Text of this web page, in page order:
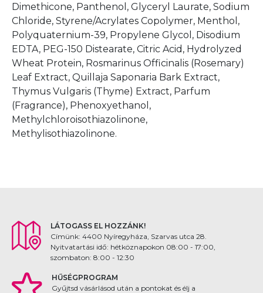
Dimethicone, Panthenol, Glyceryl Laurate, Sodium
Chloride, Styrene/Acrylates Copolymer, Menthol,
Polyquaternium-39, Propylene Glycol, Disodium
EDTA, PEG-150 Distearate, Citric Acid, Hydrolyzed
Wheat Protein, Rosmarinus Officinalis (Rosemary)
Leaf Extract, Quillaja Saponaria Bark Extract,
Thymus Vulgaris (Thyme) Extract, Parfum
(Fragrance), Phenoxyethanol,
Methylchloroisothiazolinone,
Methylisothiazolinone.
LÁTOGASS EL HOZZÁNK!
Címünk: 4400 Nyíregyháza, Szarvas utca 28.
Nyitvatartási idő: hétköznapokon 08:00 - 17:00,
szombaton: 8:00 - 12:30
HŰSÉGPROGRAM
Gyűjtsd vásárlásod után a pontokat és élj a